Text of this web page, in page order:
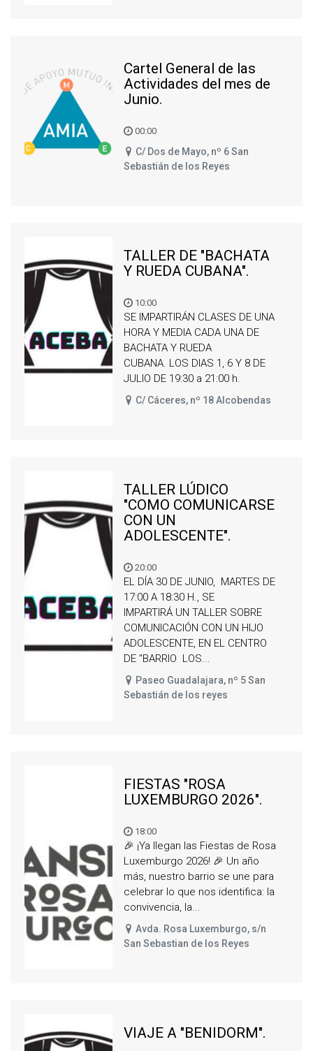
Cartel General de las
Actividades del mes de
Junio.
00:00
C/ Dos de Mayo, nº 6 San
Sebastián de los Reyes
TALLER DE "BACHATA
Y RUEDA CUBANA".
10:00
SE IMPARTIRÁN CLASES DE UNA
HORA Y MEDIA CADA UNA DE
BACHATA Y RUEDA
CUBANA. LOS DIAS 1, 6 Y 8 DE
JULIO DE 19:30 a 21:00 h.
C/ Cáceres, nº 18 Alcobendas
TALLER LÚDICO
"COMO COMUNICARSE
CON UN
ADOLESCENTE".
20:00
EL DÍA 30 DE JUNIO, MARTES DE
17:00 A 18:30 H., SE
IMPARTIRÁ UN TALLER SOBRE
COMUNICACIÓN CON UN HIJO
ADOLESCENTE, EN EL CENTRO
DE "BARRIO LOS...
Paseo Guadalajara, nº 5 San
Sebastián de los reyes
FIESTAS "ROSA
LUXEMBURGO 2026".
18:00
🎉 ¡Ya llegan las Fiestas de Rosa
Luxemburgo 2026! 🎉 Un año
más, nuestro barrio se une para
celebrar lo que nos identifica: la
convivencia, la...
Avda. Rosa Luxemburgo, s/n
San Sebastian de los Reyes
VIAJE A "BENIDORM".